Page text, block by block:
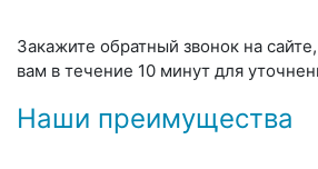
Закажите обратный звонок на
вам в течение 10 минут для
Наши преимущества